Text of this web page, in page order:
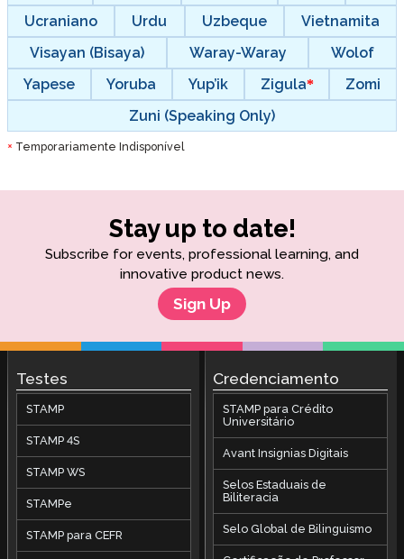
Ucraniano
Urdu Uzbeque
Vietnamita
Visayan (Bisaya)
Waray-Waray
Wolof
Yapese
Yoruba Yup’ik Zigula
Zomi
Zuni (Speaking Only)
* Temporariamente Indisponível
Stay up to date!
Subscribe for events, professional learning, and
innovative product news.
Sign Up
Testes
STAMP
STAMP 4S
STAMP WS
STAMPe
STAMP para CEFR
Credenciamento
STAMP para Crédito
Universitário
Avant Insignias Digitais
Selos Estaduais de
Biliteracia
Selo Global de Bilinguismo